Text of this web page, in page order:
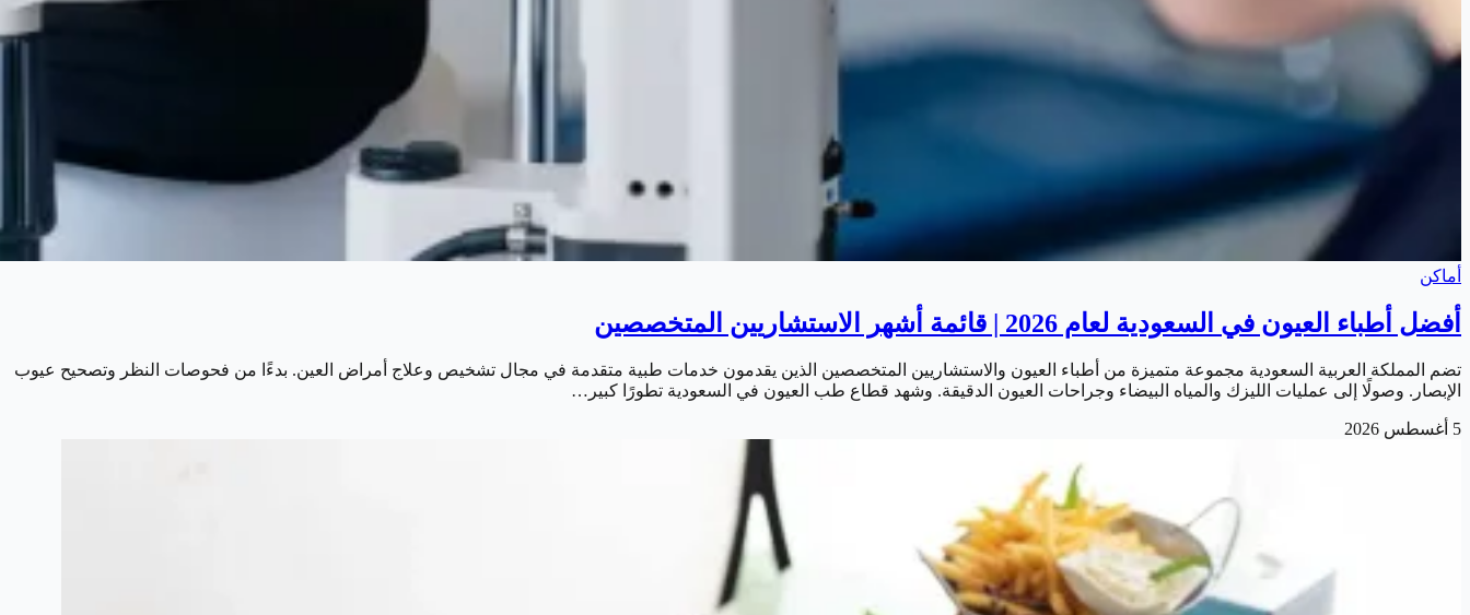
أماكن
أفضل أطباء العيون في السعودية لعام 2026 | قائمة أشهر الاستشاريين المتخصصين
تضم المملكة العربية السعودية مجموعة متميزة من أطباء العيون والاستشاريين المتخصصين الذين يقدمون خدمات طبية متقدمة في مجال تشخيص وعلاج أمراض العين. بدءًا من فحوصات النظر وتصحيح عيوب
الإبصار. وصولًا إلى عمليات الليزك والمياه البيضاء وجراحات العيون الدقيقة. وشهد قطاع طب العيون في السعودية تطورًا كبير…
5 أغسطس 2026